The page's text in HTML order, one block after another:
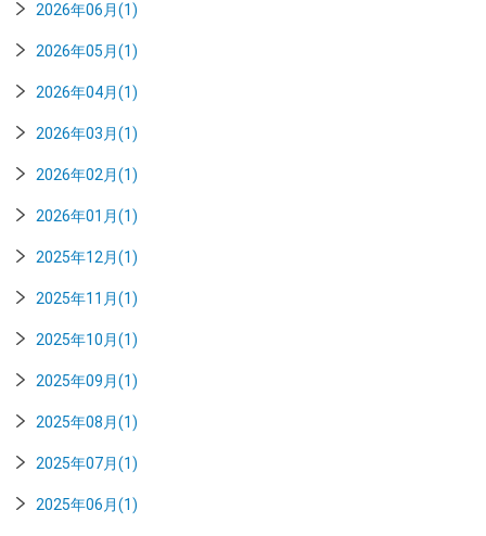
2026年06月(1)
2026年05月(1)
2026年04月(1)
2026年03月(1)
2026年02月(1)
2026年01月(1)
2025年12月(1)
2025年11月(1)
2025年10月(1)
2025年09月(1)
2025年08月(1)
2025年07月(1)
2025年06月(1)